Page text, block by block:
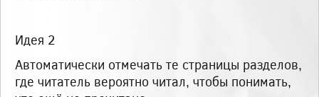
Идея 2
Автоматически отмечать те страницы разделов,
где читатель вероятно читал, чтобы понимать,